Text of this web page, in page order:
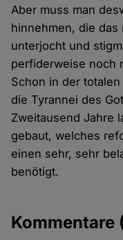
Aber muss man
hinnehmen, die das
unterjocht und
perfiderweise noch
Schon in der
die Tyrannei des
Zweitausend Jahre
gebaut, welches
einen sehr, sehr
benötigt.
Kommentare